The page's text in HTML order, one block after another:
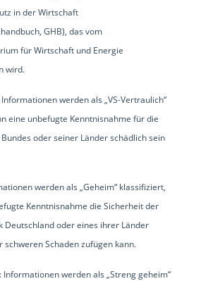
in der Wirtschaft
GHB), das vom
für Wirtschaft und Energie
wird.
werden als „VS-Vertraulich“
eine unbefugte Kenntnisnahme für die
oder seiner Länder schädlich sein
werden als „Geheim“ klassifiziert,
Kenntnisnahme die Sicherheit der
Deutschland oder eines ihrer Länder
schweren Schaden zufügen kann.
Informationen werden als „Streng geheim“